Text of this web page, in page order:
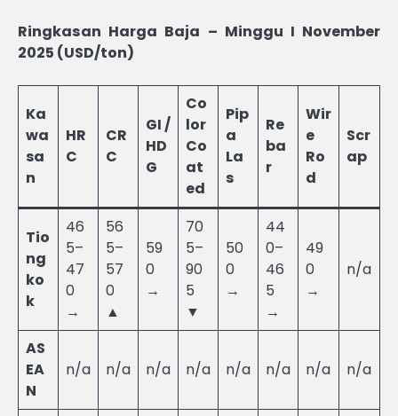
Ringkasan Harga Baja – Minggu I November
2025 (USD/ton)
Ka
wa
sa
n
HR
C
CR
C
GI /
HD
G
Co
lor
Co
at
ed
Pip
a
La
s
Re
ba
r
Wir
e
Ro
d
Scr
ap
Tio
ng
ko
k
46
5–
47
0
→
56
5–
57
0
▲
59
0
→
70
5–
90
5
▼
50
0
→
44
0–
46
5
→
49
0
→
n/a
AS
EA
N
n/a n/a n/a n/a n/a n/a n/a n/a